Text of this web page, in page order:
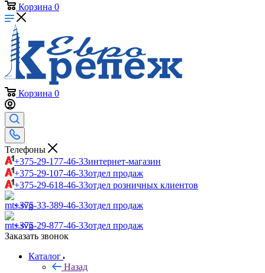
Корзина 0
Корзина 0
Телефоны
+375-29-177-46-33интернет-магазин
+375-29-107-46-33отдел продаж
+375-29-618-46-33отдел розничных клиентов
+375-33-389-46-33отдел продаж
+375-29-877-46-33отдел продаж
Заказать звонок
Каталог
Назад